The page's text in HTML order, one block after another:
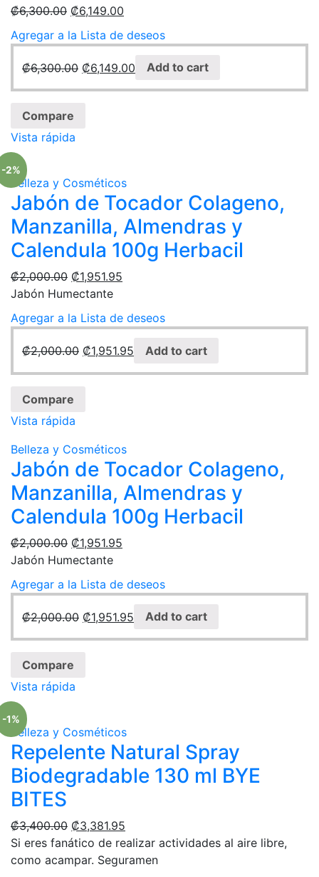
₡6,300.00 ₡6,149.00
Agregar a la Lista de deseos
₡6,300.00 ₡6,149.00 Add to cart
Compare
Vista rápida
-2%
Belleza y Cosméticos
Jabón de Tocador Colageno,
Manzanilla, Almendras y
Calendula 100g Herbacil
₡2,000.00 ₡1,951.95
Jabón Humectante
Agregar a la Lista de deseos
₡2,000.00 ₡1,951.95 Add to cart
Compare
Vista rápida
Belleza y Cosméticos
Jabón de Tocador Colageno,
Manzanilla, Almendras y
Calendula 100g Herbacil
₡2,000.00 ₡1,951.95
Jabón Humectante
Agregar a la Lista de deseos
₡2,000.00 ₡1,951.95 Add to cart
Compare
Vista rápida
-1%
Belleza y Cosméticos
Repelente Natural Spray
Biodegradable 130 ml BYE
BITES
₡3,400.00 ₡3,381.95
Si eres fanático de realizar actividades al aire libre,
como acampar. Seguramen